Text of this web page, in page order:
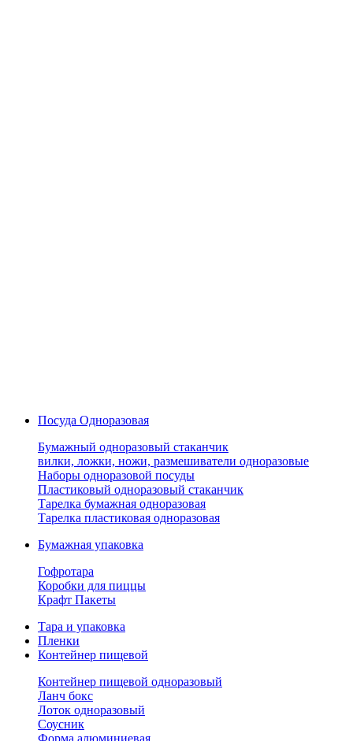
Посуда Одноразовая
Бумажный одноразовый стаканчик
вилки, ложки, ножи, размешиватели одноразовые
Наборы одноразовой посуды
Пластиковый одноразовый стаканчик
Тарелка бумажная одноразовая
Тарелка пластиковая одноразовая
Бумажная упаковка
Гофротара
Коробки для пиццы
Крафт Пакеты
Тара и упаковка
Пленки
Контейнер пищевой
Контейнер пищевой одноразовый
Ланч бокс
Лоток одноразовый
Соусник
Форма алюминиевая